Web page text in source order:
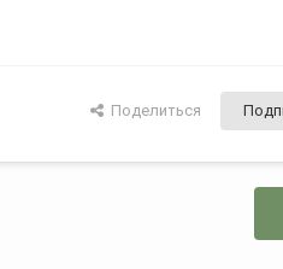
Поделиться